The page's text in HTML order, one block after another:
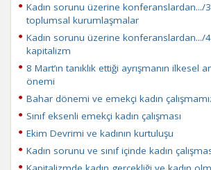
Kadın sorunu üzerine konferanslardan.../
toplumsal kurumlaşmalar
Kadın sorunu üzerine konferanslardan.../
kapitalizm
8 Mart’ın tanıklık ettiği ayrışmanın ilkesel
önemi
Bahar dönemi ve emekçi kadın
Sınıf eksenli emekçi kadın çalışması
Ekim Devrimi ve kadının kurtuluşu
Kadın sorunu ve sınıf içinde kadın